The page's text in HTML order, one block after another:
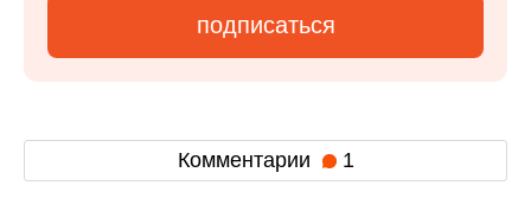
подписаться
Комментарии 1